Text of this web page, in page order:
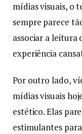
mídias visuais, o
sempre parece
associar a leitura
experiência
Por outro lado,
mídias visuais
estético. Elas
estimulantes